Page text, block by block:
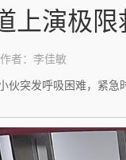
上演极限
作者：李佳敏
伙突发呼吸困难，紧